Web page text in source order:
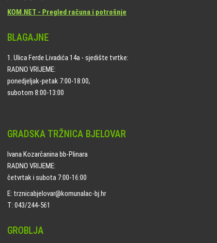
KOM.NET - Pregled računa i potrošnje
BLAGAJNE
1. Ulica Ferde Livadića 14a - sjedište tvrtke:
RADNO VRIJEME:
ponedjeljak-petak 7:00-18:00,
subotom 8:00-13:00
GRADSKA TRŽNICA BJELOVAR
Ivana Kozarčanina bb-Plinara
RADNO VRIJEME:
četvrtak i subota 7:00-16:00
E: trznicabjelovar@komunalac-bj.hr
T: 043/244-561
GROBLJA